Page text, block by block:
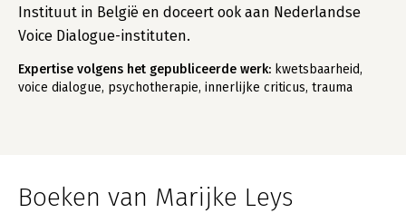
Instituut in België en doceert ook aan Nederlandse
Voice Dialogue-instituten.
Expertise volgens het gepubliceerde werk: kwetsbaarheid,
voice dialogue, psychotherapie, innerlijke criticus, trauma
Boeken van Marijke Leys